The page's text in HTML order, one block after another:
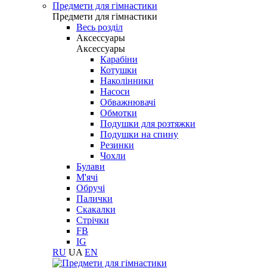
Предмети для гімнастики
Предмети для гімнастики
Весь розділ
Аксессуары
Аксессуары
Карабіни
Котушки
Наколінники
Насоси
Обважнювачі
Обмотки
Подушки для розтяжки
Подушки на спину
Резинки
Чохли
Булави
М'ячі
Обручі
Палички
Скакалки
Стрічки
FB
IG
RU UA EN